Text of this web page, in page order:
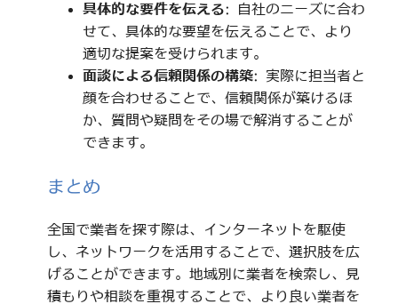
具体的な要件を伝える: 自社のニーズに合わ
せて、具体的な要望を伝えることで、より
適切な提案を受けられます。
面談による信頼関係の構築: 実際に担当者と
顔を合わせることで、信頼関係が築けるほ
か、質問や疑問をその場で解消することが
できます。
まとめ
全国で業者を探す際は、インターネットを駆使
し、ネットワークを活用することで、選択肢を広
げることができます。地域別に業者を検索し、見
積もりや相談を重視することで、より良い業者を